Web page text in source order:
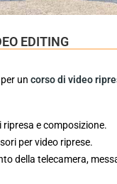
EDITING
uncorso di video
e composizione.
per video riprese.
della telecamera,